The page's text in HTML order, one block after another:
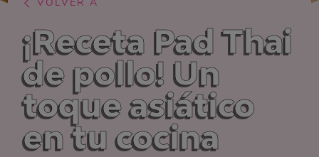
¡Receta Pad Thai
de pollo! Un
toque asiático
en tu cocina